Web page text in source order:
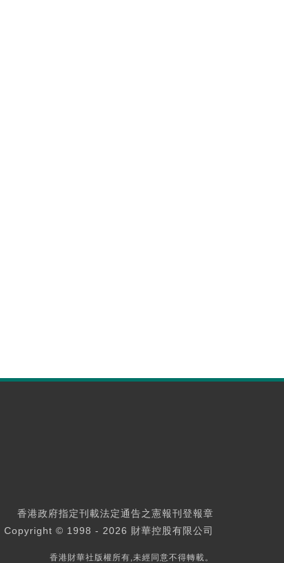
香港政府指定刊載法定通告之憲報刊登報章
Copyright © 1998 - 2026 財華控股有限公司
香港財華社版權所有,未經同意不得轉載。